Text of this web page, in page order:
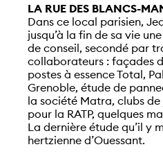
LA RUE DES BLANCS-
Dans ce local parisien,
jusqu’à la fin de sa vie
de conseil, secondé par
collaborateurs : façades
postes à essence Total,
Grenoble, étude de
la société Matra, clubs
pour la RATP, quelques
La dernière étude qu’il y
hertzienne d’Ouessant.